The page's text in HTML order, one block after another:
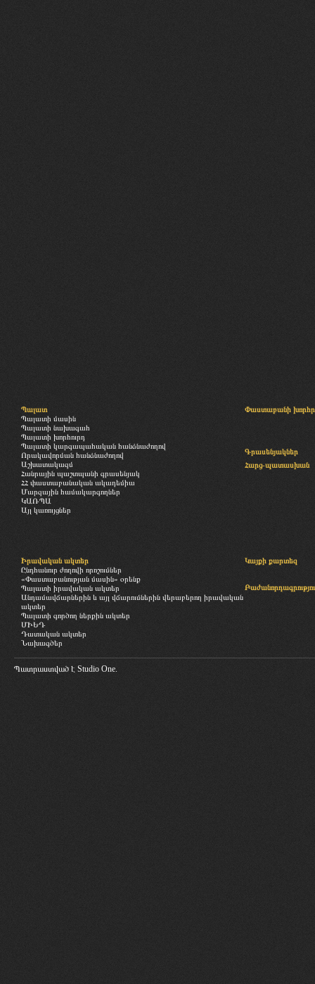
Պալատ
Պալատի մասին
Պալատի նախագահ
Պալատի խորհուրդ
Պալատի կարգապահական հանձնաժողով
Որակավորման հանձնաժողով
Աշխատակազմ
Հանրային պաշտպանի գրասենյակ
ՀՀ փաստաբանական ակադեմիա
Մարզային համակարգողներ
ԿԱՌՊԱ
Այլ կառույցներ
Փաստաբանի
Գրասենյակներ
Հարց-պատասխան
Իրավական ակտեր
Ընդհանուր ժողովի որոշումներ
«Փաստաբանության մասին» օրենք
Պալատի իրավական ակտեր
Անդամավճարներին և այլ վճարումներին վերաբերող իրավական
ակտեր
Պալատի գործող ներքին ակտեր
ՄԻԵԴ
Դատական ակտեր
Նախագծեր
Կայքի քարտեզ
Պատրաստված է Studio One.